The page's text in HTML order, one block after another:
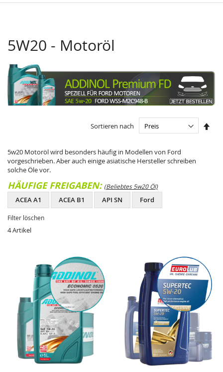
5W20 - Motoröl
5w20 Motoröl wird besonders häufig in Modellen von Ford
vorgeschrieben. Aber auch einige asiatische Hersteller schreiben
solche Öle vor.
HÄUFIGE FREIGABEN: (Beliebtes 5w20 Öl)
ACEA A1 ACEA B1 API SN Ford
Filter löschen
4Artikel
Sortieren nach